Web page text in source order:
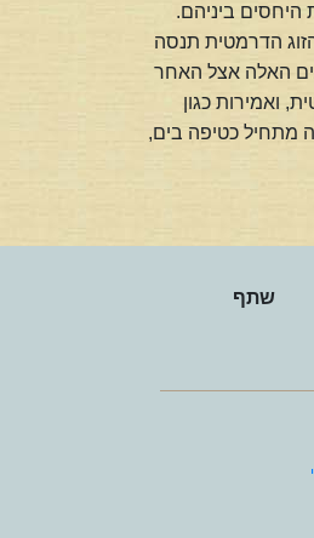
ביניהם.
הדרמטית תנסה
האלה אצל האחר
ואמירות כגון
מתחיל כטיפה בים,
שתף